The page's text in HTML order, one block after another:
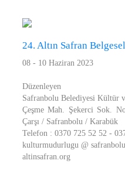
24. Altın Safran
08 - 10 Haziran 2023
Düzenleyen
Safranbolu Belediyesi Kültür
Çeşme Mah. Şekerci Sok.
Çarşı / Safranbolu / Karabük
Telefon : 0370 725 52 52 -
kulturmudurlugu @
altinsafran.org